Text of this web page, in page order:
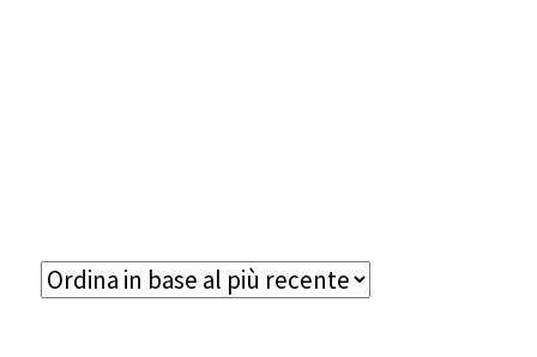
Grossista materiale elettrico